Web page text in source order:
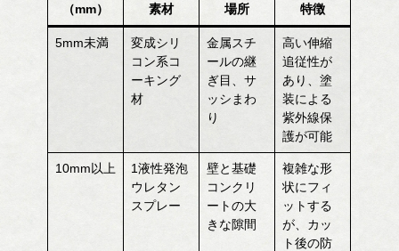
（mm）
素材
場所
特徴
5mm未満
変成シリ
コン系コ
ーキング
材
金属スチ
ールの継
ぎ目、サ
ッシまわ
り
高い伸縮
追従性が
あり、塗
装による
紫外線保
護が可能
10mm以上
1液性発泡
ウレタン
スプレー
壁と基礎
コンクリ
ートの大
きな隙間
複雑な形
状にフィ
ットする
が、カッ
ト後の防